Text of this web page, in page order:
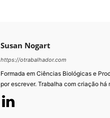
Susan Nogart
https://otrabalhador.com
Formada em Ciências Biológicas e
por escrever. Trabalha com criação há